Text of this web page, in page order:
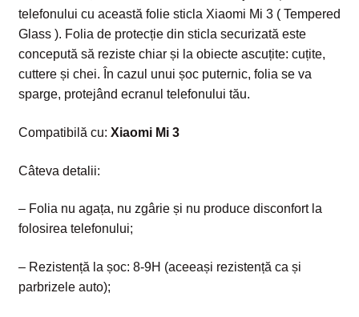
telefonului cu această folie sticla Xiaomi Mi 3 ( Tempered
Glass ). Folia de protecție din sticla securizată este
concepută să reziste chiar și la obiecte ascuțite: cuțite,
cuttere și chei. În cazul unui șoc puternic, folia se va
sparge, protejând ecranul telefonului tău.
Compatibilă cu: Xiaomi Mi 3
Câteva detalii:
– Folia nu agața, nu zgârie și nu produce disconfort la
folosirea telefonului;
– Rezistență la șoc: 8-9H (aceeași rezistență ca și
parbrizele auto);